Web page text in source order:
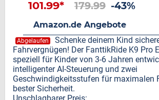
101.99* 179.99 -43%
Amazon.de Angebote
Abgelaufen
Schenke deinem Kind
Fahrvergnügen! Der FanttikRide K9 Pro
speziell für Kinder von 3-6 Jahren
intelligenter AI-Steuerung und zwei
Geschwindigkeitsstufen für maximalen
bester Sicherheit.